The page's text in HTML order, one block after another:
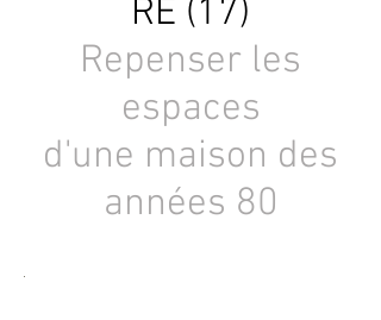
RÉ (17)
Repenser les
espaces
d'une maison des
années 80